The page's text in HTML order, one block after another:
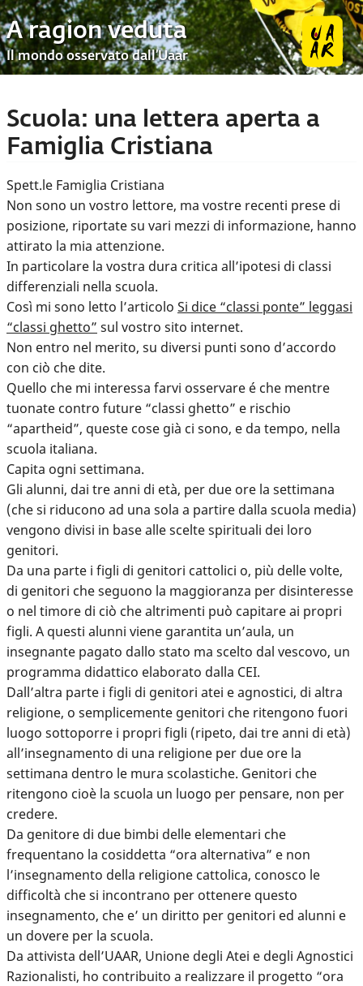
A ragion veduta
Il mondo osservato dall’Uaar
Scuola: una lettera aperta a
Famiglia Cristiana
Spett.le Famiglia Cristiana
Non sono un vostro lettore, ma vostre recenti prese di
posizione, riportate su vari mezzi di informazione, hanno
attirato la mia attenzione.
In particolare la vostra dura critica all’ipotesi di classi
differenziali nella scuola.
Così mi sono letto l’articolo Si dice “classi ponte” leggasi
“classi ghetto” sul vostro sito internet.
Non entro nel merito, su diversi punti sono d’accordo
con ciò che dite.
Quello che mi interessa farvi osservare é che mentre
tuonate contro future “classi ghetto” e rischio
“apartheid”, queste cose già ci sono, e da tempo, nella
scuola italiana.
Capita ogni settimana.
Gli alunni, dai tre anni di età, per due ore la settimana
(che si riducono ad una sola a partire dalla scuola media)
vengono divisi in base alle scelte spirituali dei loro
genitori.
Da una parte i figli di genitori cattolici o, più delle volte,
di genitori che seguono la maggioranza per disinteresse
o nel timore di ciò che altrimenti può capitare ai propri
figli. A questi alunni viene garantita un’aula, un
insegnante pagato dallo stato ma scelto dal vescovo, un
programma didattico elaborato dalla CEI.
Dall’altra parte i figli di genitori atei e agnostici, di altra
religione, o semplicemente genitori che ritengono fuori
luogo sottoporre i propri figli (ripeto, dai tre anni di età)
all’insegnamento di una religione per due ore la
settimana dentro le mura scolastiche. Genitori che
ritengono cioè la scuola un luogo per pensare, non per
credere.
Da genitore di due bimbi delle elementari che
frequentano la cosiddetta “ora alternativa” e non
l’insegnamento della religione cattolica, conosco le
difficoltà che si incontrano per ottenere questo
insegnamento, che e’ un diritto per genitori ed alunni e
un dovere per la scuola.
Da attivista dell’UAAR, Unione degli Atei e degli Agnostici
Razionalisti, ho contribuito a realizzare il progetto “ora